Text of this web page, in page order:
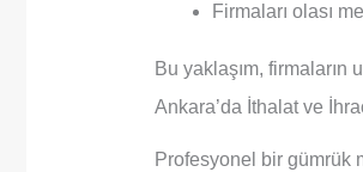
Firmaları olası
Bu yaklaşım, firmaların
Ankara’da İthalat ve
Profesyonel bir gümrük